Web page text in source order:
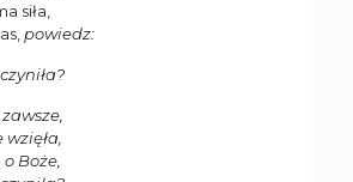
siła,
powiedz:
Boże,